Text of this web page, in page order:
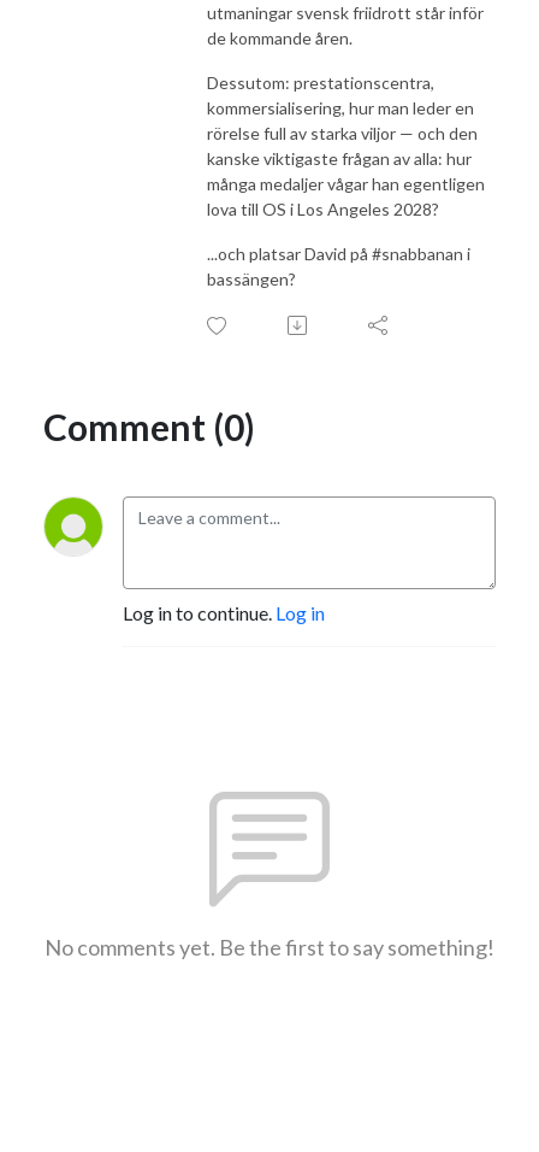
utmaningar svensk friidrott står inför
de kommande åren.
Dessutom: prestationscentra,
kommersialisering, hur man leder en
rörelse full av starka viljor — och den
kanske viktigaste frågan av alla: hur
många medaljer vågar han egentligen
lova till OS i Los Angeles 2028?
...och platsar David på #snabbanan i
bassängen?
Comment (0)
Log in to continue. Log in
No comments yet. Be the first to say something!